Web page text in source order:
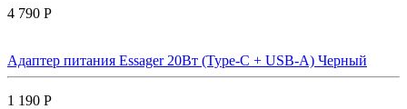
4 790 Р
Адаптер питания Essager 20Вт (Type-C + USB-A) Черный
1 190 Р